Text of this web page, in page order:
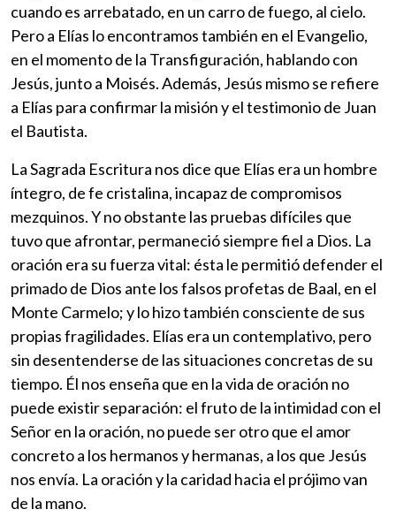
cuando es arrebatado, en un carro de fuego, al cielo.
Pero a Elías lo encontramos también en el Evangelio,
en el momento de la Transfiguración, hablando con
Jesús, junto a Moisés. Además, Jesús mismo se refiere
a Elías para confirmar la misión y el testimonio de Juan
el Bautista.
La Sagrada Escritura nos dice que Elías era un hombre
íntegro, de fe cristalina, incapaz de compromisos
mezquinos. Y no obstante las pruebas difíciles que
tuvo que afrontar, permaneció siempre fiel a Dios. La
oración era su fuerza vital: ésta le permitió defender el
primado de Dios ante los falsos profetas de Baal, en el
Monte Carmelo; y lo hizo también consciente de sus
propias fragilidades. Elías era un contemplativo, pero
sin desentenderse de las situaciones concretas de su
tiempo. Él nos enseña que en la vida de oración no
puede existir separación: el fruto de la intimidad con el
Señor en la oración, no puede ser otro que el amor
concreto a los hermanos y hermanas, a los que Jesús
nos envía. La oración y la caridad hacia el prójimo van
de la mano.